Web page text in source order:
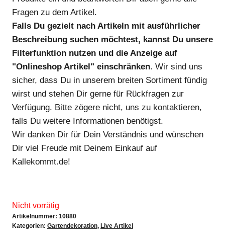
Fragen zu dem Artikel.
Falls Du gezielt nach Artikeln mit ausführlicher
Beschreibung suchen möchtest, kannst Du unsere
Filterfunktion nutzen und die Anzeige auf
"Onlineshop Artikel" einschränken. Wir sind uns
sicher, dass Du in unserem breiten Sortiment fündig
wirst und stehen Dir gerne für Rückfragen zur
Verfügung. Bitte zögere nicht, uns zu kontaktieren,
falls Du weitere Informationen benötigst.
Wir danken Dir für Dein Verständnis und wünschen
Dir viel Freude mit Deinem Einkauf auf
Kallekommt.de!
Nicht vorrätig
Artikelnummer: 10880
Kategorien: Gartendekoration, Live Artikel